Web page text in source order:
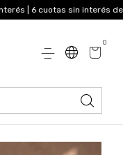
sin interés desde
0